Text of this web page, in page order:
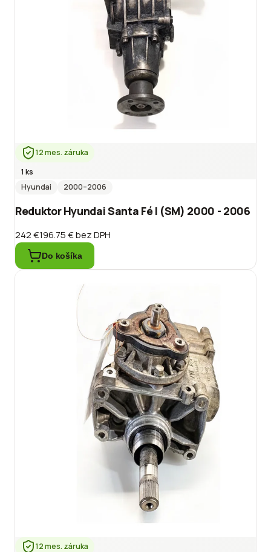
12 mes. záruka
1 ks
Hyundai
2000–2006
Reduktor Hyundai Santa Fé I (SM) 2000 - 2006
242 €196.75 €bez DPH
Do košíka
12 mes. záruka